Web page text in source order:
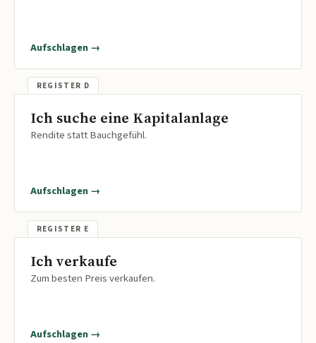
Aufschlagen →
Ich suche eine Kapitalanlage
Rendite statt Bauchgefühl.
Aufschlagen →
Ich verkaufe
Zum besten Preis verkaufen.
Aufschlagen →